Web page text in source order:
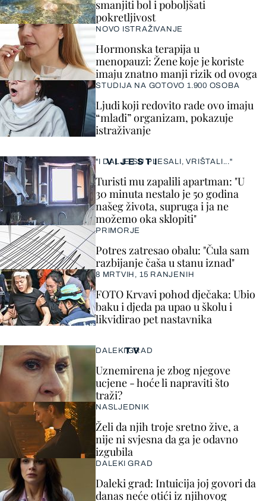
VIJESTI
"I DALJE SU PLESALI, VRIŠTALI..."
Turisti mu zapalili apartman: "U
30 minuta nestalo je 50 godina
našeg života, supruga i ja ne
možemo oka sklopiti"
PRIMORJE
Potres zatresao obalu: "Čula sam
razbijanje čaša u stanu iznad"
8 MRTVIH, 15 RANJENIH
FOTO Krvavi pohod dječaka: Ubio
baku i djeda pa upao u školu i
likvidirao pet nastavnika
smanjiti bol i poboljšati
pokretljivost
NOVO ISTRAŽIVANJE
Hormonska terapija u
menopauzi: Žene koje je koriste
imaju znatno manji rizik od ovoga
STUDIJA NA GOTOVO 1.900 OSOBA
Ljudi koji redovito rade ovo imaju
“mlađi” organizam, pokazuje
istraživanje
TV
DALEKI GRAD
Uznemirena je zbog njegove
ucjene - hoće li napraviti što
traži?
NASLJEDNIK
Želi da njih troje sretno žive, a
nije ni svjesna da ga je odavno
izgubila
DALEKI GRAD
Daleki grad: Intuicija joj govori da
danas neće otići iz njihovog